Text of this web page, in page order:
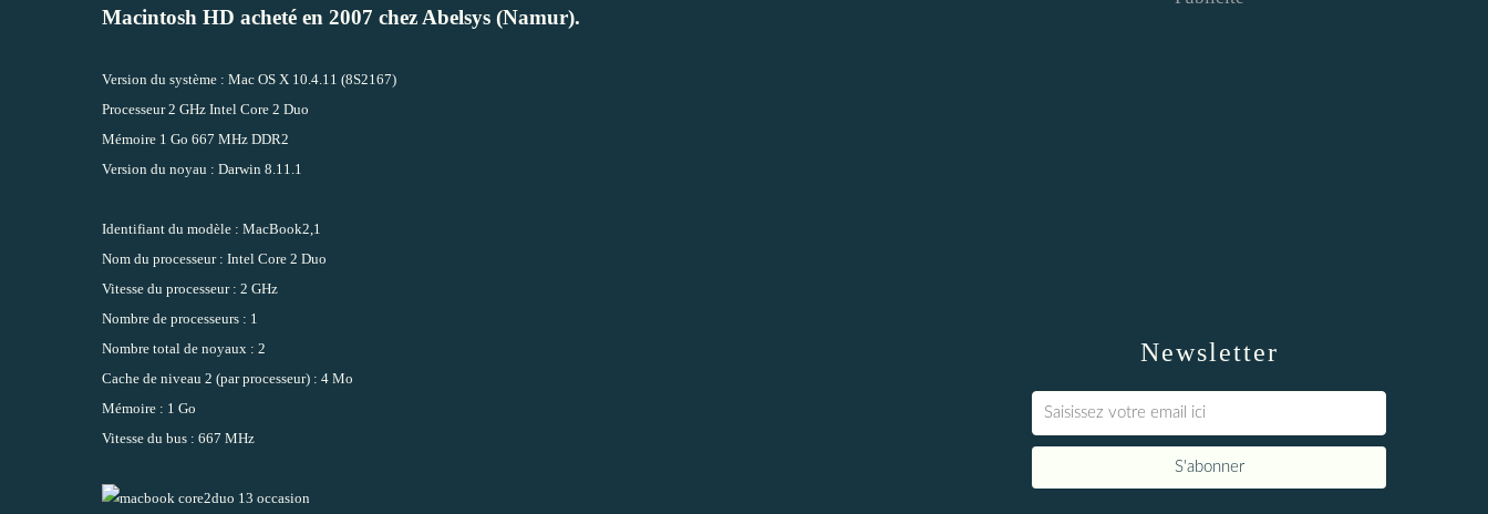
Macintosh HD acheté en 2007 chez Abelsys (Namur).
Version du système : Mac OS X 10.4.11 (8S2167)
Processeur 2 GHz Intel Core 2 Duo
Mémoire 1 Go 667 MHz DDR2
Version du noyau : Darwin 8.11.1
Identifiant du modèle : MacBook2,1
Nom du processeur : Intel Core 2 Duo
Vitesse du processeur : 2 GHz
Nombre de processeurs : 1
Nombre total de noyaux : 2
Cache de niveau 2 (par processeur) : 4 Mo
Mémoire : 1 Go
Vitesse du bus : 667 MHz
Newsletter